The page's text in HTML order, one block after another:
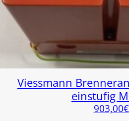
Viessmann
einstufig
903,00€